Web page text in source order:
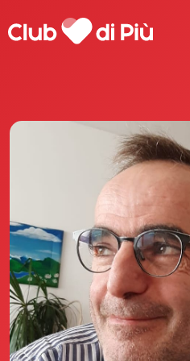
Scopri Club di Più
Le testimonianze
La fondatrice
Annunci Donne
Agenzia matrimoniale Club
Love Notebook